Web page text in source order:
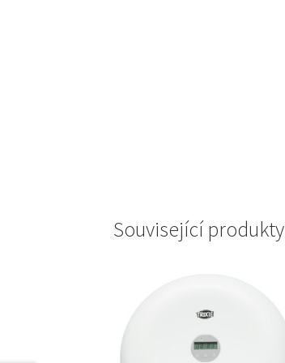
Související produkty